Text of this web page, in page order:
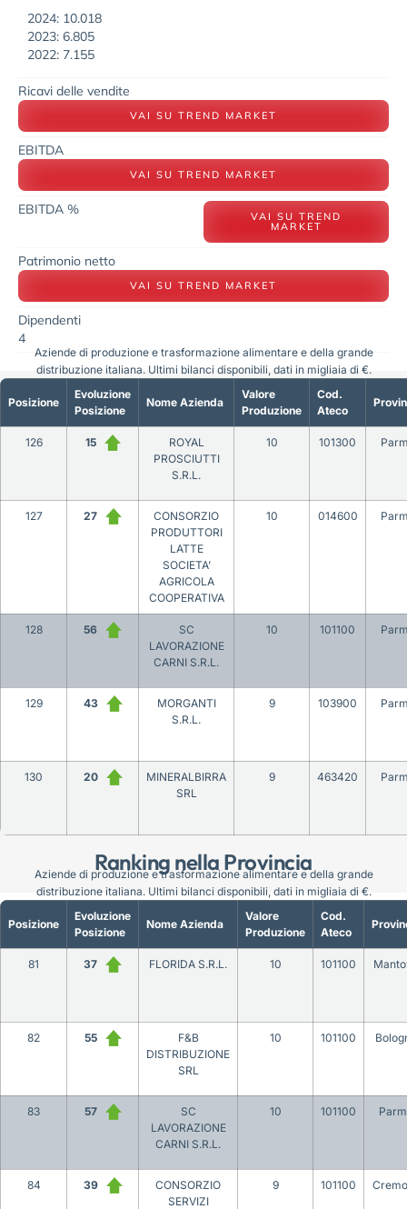
2024: 10.018
2023: 6.805
2022: 7.155
Ricavi delle vendite
VAI SU TREND MARKET
EBITDA
VAI SU TREND MARKET
EBITDA % VAI SU TREND
MARKET
Patrimonio netto
VAI SU TREND MARKET
Dipendenti
4
Ranking nella Provincia
Posizione
Evoluzione
Posizione
Nome Azienda
Valore
Produzione
Cod.
Ateco
126 15
ROYAL
PROSCIUTTI
S.R.L.
10 101300
127 27
CONSORZIO
PRODUTTORI
LATTE
SOCIETA’
AGRICOLA
COOPERATIVA
10 014600
128 56
SC
LAVORAZIONE
CARNI S.R.L.
10 101100
129 43
MORGANTI
S.R.L.
9 103900
130 20
MINERALBIRRA
SRL
9 463420
Aziende di produzione e trasformazione alimentare e della grande
distribuzione italiana. Ultimi bilanci disponibili, dati in migliaia di €.
Posizione
Evoluzione
Posizione
Nome Azienda
Valore
Produzione
Cod.
Ateco
81 37 FLORIDA S.R.L. 10 101100
82 55
F&B
DISTRIBUZIONE
SRL
10 101100
83 57
SC
LAVORAZIONE
CARNI S.R.L.
10 101100
84 39
CONSORZIO
SERVIZI
9 101100
Aziende di produzione e trasformazione alimentare e della grande
distribuzione italiana. Ultimi bilanci disponibili, dati in migliaia di €.